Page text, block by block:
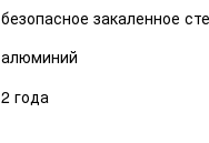
безопасное закаленное
алюминий
2 года